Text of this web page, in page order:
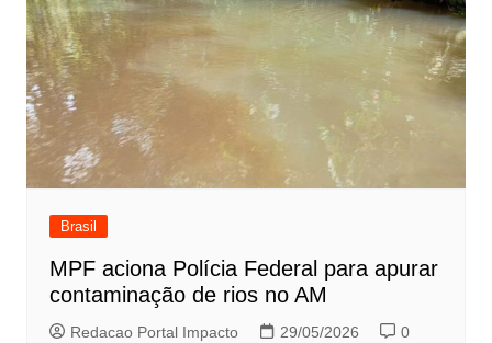
Brasil
MPF aciona Polícia Federal para apurar
contaminação de rios no AM
Redacao Portal Impacto 29/05/2026 0